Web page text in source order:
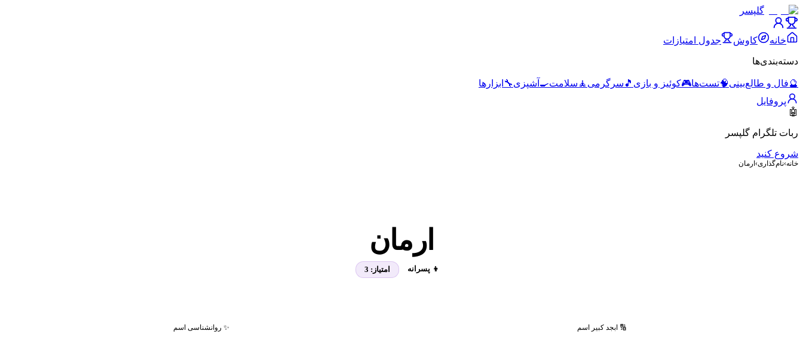
گلپسر
خانه کاوش جدول امتیازات
دسته‌بندی‌ها
🔮فال و طالع‌بینی🧠تست‌ها🎮کوئیز و بازی 🎵 سرگرمی 🧘 سلامت🍳 آشپزی🔧 ابزارها
پروفایل
🤖
ربات تلگرام گلپسر
شروع کنید
خانه›نام‌گذاری› ارمان
ارمان
👦 پسرانه امتیاز: 3
🔢 ابجد کبیر اسم ✨ روانشناسی اسم